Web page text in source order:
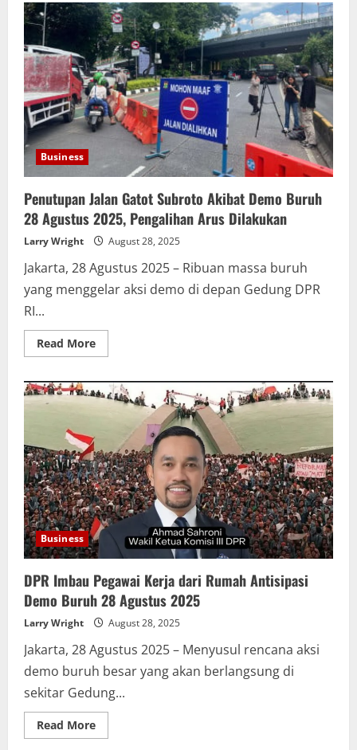
dan
Perusakan
Fasilitas
Umum
Pasca
Kematian
Pengemudi
Ojol
Memanas
di
Jakarta
Business
Penutupan Jalan Gatot Subroto Akibat Demo Buruh
28 Agustus 2025, Pengalihan Arus Dilakukan
Larry Wright August 28, 2025
Jakarta, 28 Agustus 2025 – Ribuan massa buruh
yang menggelar aksi demo di depan Gedung DPR
RI...
Read MoreRead
more
Jalan
Gatot
Subroto
Buruh
28
Agustus
2025,
Pengalihan
Arus
Dilakukan
Business
DPR Imbau Pegawai Kerja dari Rumah Antisipasi
Demo Buruh 28 Agustus 2025
Larry Wright August 28, 2025
Jakarta, 28 Agustus 2025 – Menyusul rencana aksi
demo buruh besar yang akan berlangsung di
sekitar Gedung...
Read MoreRead
more